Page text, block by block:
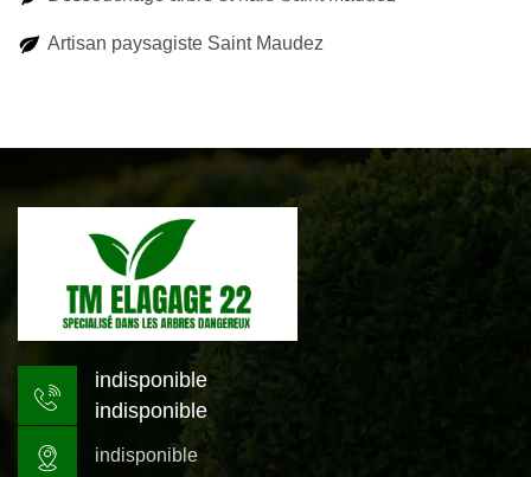
Artisan paysagiste Saint Maudez
indisponible
indisponible
indisponible